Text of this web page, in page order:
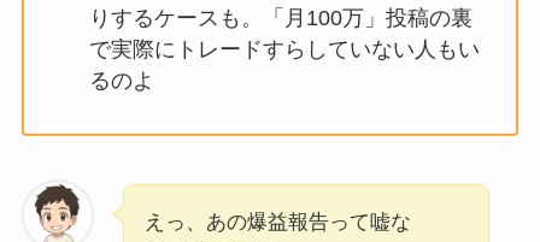
りするケースも。「月100万」投稿の裏
で実際にトレードすらしていない人もい
るのよ
えっ、あの爆益報告って嘘な